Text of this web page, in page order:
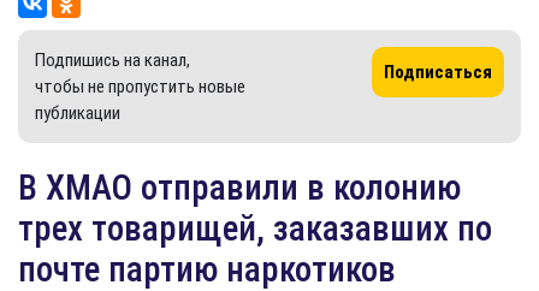
Подпишись на канал,
чтобы не пропустить новые
публикации
Подписаться
В ХМАО отправили в колонию
трех товарищей, заказавших по
почте партию наркотиков